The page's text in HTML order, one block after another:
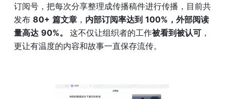
订阅号，把每次分享整理成传播稿件进行传播，目前共
发布 80+ 篇文章 ， 内部订阅率达到 100%，外部阅读
量高达 90%。 这不仅让组织者的工作被看到被认可 ，
更让有温度的内容和故事一直保存流传。